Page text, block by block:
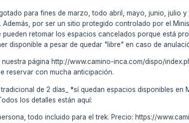
para fines de marzo, todo abril, mayo, junio, julio
Además, por ser un sitio protegido controlado por el
pueden retomar los espacios cancelados porque está
disponible a pesar de quedar "libre" en caso de
página http://www.camino-inca.com/dispo/
reservar con mucha anticipación.
tradicional de 2 días_ *sí quedan espacios disponibles
los detalles están aquí:
todo incluido para el trek. Precio: https://